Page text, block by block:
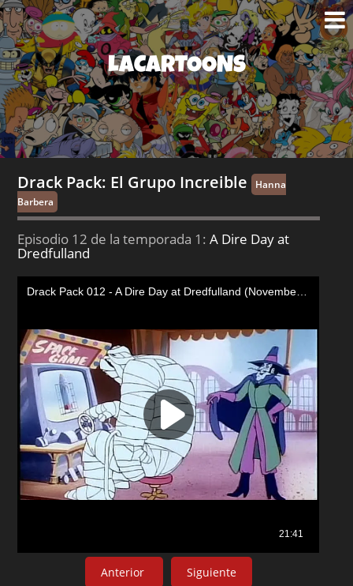
LACARTOONS
Drack Pack: El Grupo Increible Hanna
Barbera
Episodio 12 de la temporada 1:A Dire Day at
Dredfulland
Anterior Siguiente